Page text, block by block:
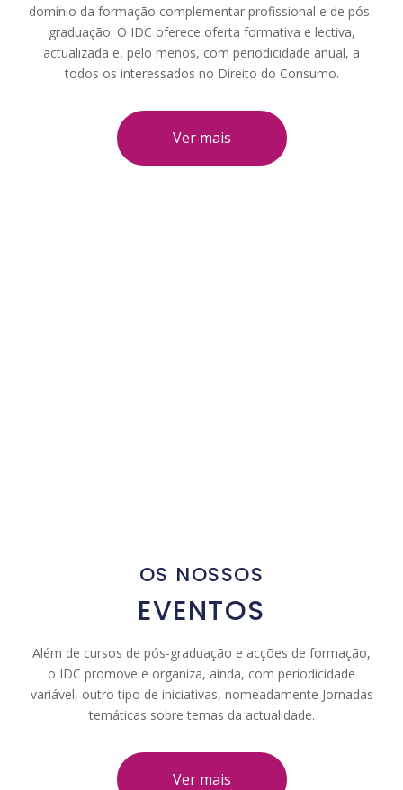
domínio da formação complementar profissional e de pós-
graduação. O IDC oferece oferta formativa e lectiva,
actualizada e, pelo menos, com periodicidade anual, a
todos os interessados no Direito do Consumo.
Ver mais
OS NOSSOS
EVENTOS
Além de cursos de pós-graduação e acções de formação,
o IDC promove e organiza, ainda, com periodicidade
variável, outro tipo de iniciativas, nomeadamente Jornadas
temáticas sobre temas da actualidade.
Ver mais